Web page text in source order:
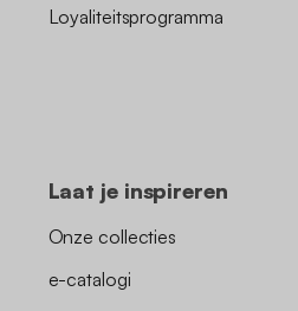
Loyaliteitsprogramma
Laat je inspireren
Onze collecties
e-catalogi